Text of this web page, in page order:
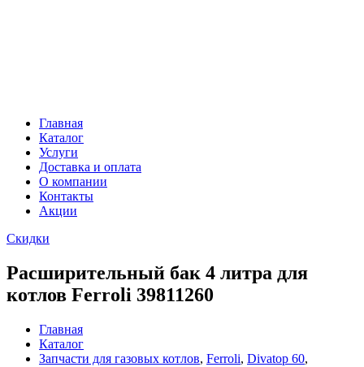
Главная
Каталог
Услуги
Доставка и оплата
О компании
Контакты
Акции
Скидки
Расширительный бак 4 литра для
котлов Ferroli 39811260
Главная
Каталог
Запчасти для газовых котлов, Ferroli, Divatop 60,